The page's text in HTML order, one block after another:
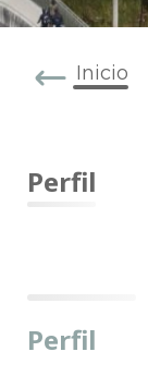
Inicio
Perfil
Perfil